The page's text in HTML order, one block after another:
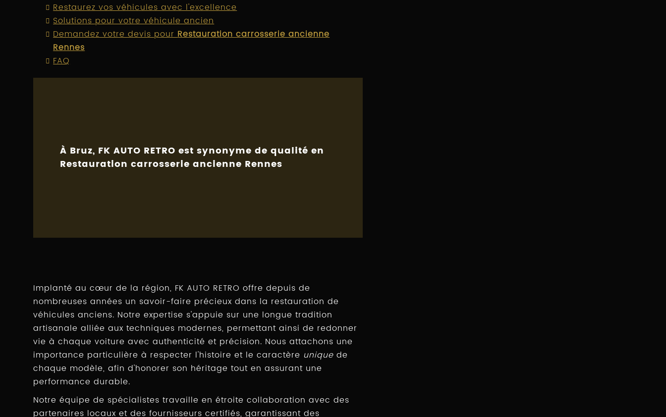
Restaurez vos véhicules avec l'excellence
Solutions pour votre véhicule ancien
Demandez votre devis pourRestauration carrosserie ancienne
Rennes
FAQ
À Bruz, FK AUTO RETRO est synonyme de qualité en
Restauration carrosserie ancienne Rennes
Implanté au cœur de la région, FK AUTO RETRO offre depuis de
nombreuses années un savoir-faire précieux dans la restauration de
véhicules anciens. Notre expertise s'appuie sur une longue tradition
artisanale alliée aux techniques modernes, permettant ainsi de redonner
vie à chaque voiture avec authenticité et précision. Nous attachons une
importance particulière à respecter l'histoire et le caractère unique de
chaque modèle, afin d'honorer son héritage tout en assurant une
performance durable.
Notre équipe de spécialistes travaille en étroite collaboration avec des
partenaires locaux et des fournisseurs certifiés, garantissant des